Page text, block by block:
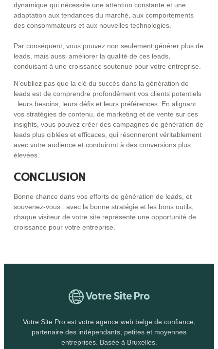
dynamique qui nécessite une attention constante et une
adaptation aux tendances du marché, aux comportements
des consommateurs et aux nouvelles technologies.
Par conséquent, vous pouvez non seulement générer plus de
leads, mais aussi améliorer la qualité de ces leads,
conduisant à une croissance soutenue pour votre entreprise.
N’oubliez pas que la clé du succès dans la génération de
leads est de comprendre profondément vos clients potentiels
: leurs besoins, leurs défis et leurs préférences. En alignant
vos stratégies de contenu, de marketing et de vente sur ces
insights, vous pouvez créer des campagnes de génération de
leads plus ciblées et efficaces, qui résonneront véritablement
avec votre audience et conduiront à des conversions plus
élevées.
CONCLUSION
Bonne chance dans vos efforts de génération de leads, et
souvenez-vous : avec la bonne stratégie et les bons outils,
chaque visiteur de votre site représente une opportunité de
croissance pour votre entreprise.
Votre Site Pro est votre agence web belge de confiance,
partenaire des indépendants, petites et moyennes
entreprises. Basée à Bruxelles.